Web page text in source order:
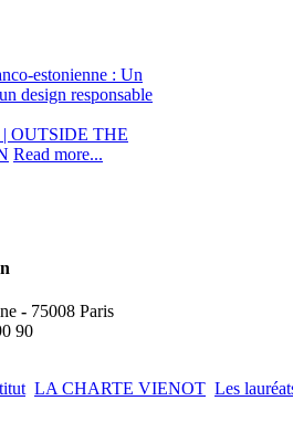
estonienne : Un
design responsable
OUTSIDE THE
Read more...
- 75008 Paris
90 90
LA CHARTE VIENOT Les